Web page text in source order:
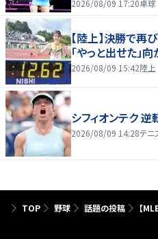
2026/08/09 17:20卓球
【陸上】決勝で
「やっと出せた」
2026/08/09 15:42陸上
シフィオンテク
2026/08/09 14:28テニ
TOP 野球 話題の投稿 【